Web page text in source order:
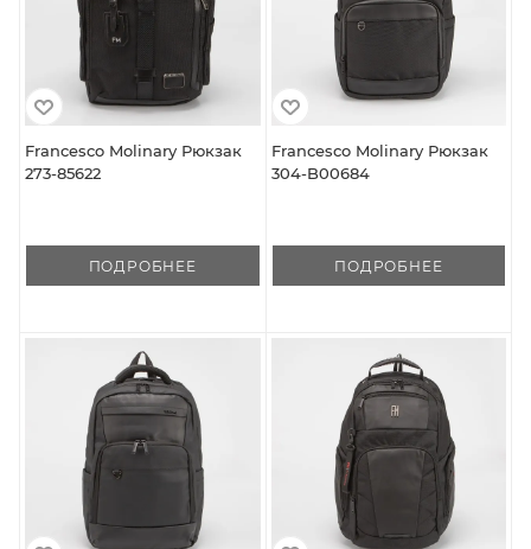
Francesco Molinary Рюкзак
273-85622
ПОДРОБНЕЕ
Francesco Molinary Рюкзак
304-B00684
ПОДРОБНЕЕ